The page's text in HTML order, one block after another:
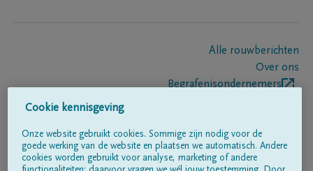
Alle rouwberichten
Over ons
Begrafenisondernemers
Volg ons op
Cookie kennisgeving
Onze website gebruikt cookies. Sommige zijn nodig voor de
goede werking van de website en plaatsen we automatisch. Andere
cookies worden gebruikt voor analyse, marketing of andere